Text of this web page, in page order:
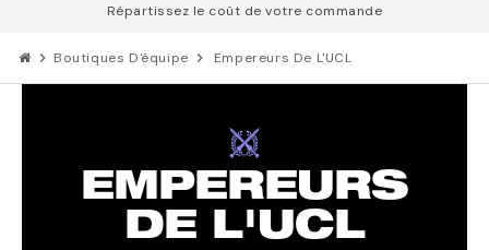
Répartissez le coût de votre commande
chevron_right Boutiques D'équipe chevron_right Empereurs De L'UCL
EMPEREURS
DE L'UCL